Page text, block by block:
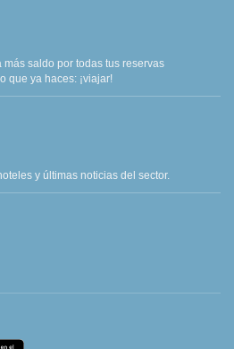
saldo por todas tus reservas
que ya haces: ¡viajar!
y últimas noticias del sector.